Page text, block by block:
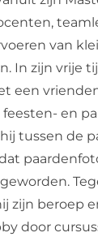
van
In zijn vrije
een
en
tussen de
zijn beroep
door